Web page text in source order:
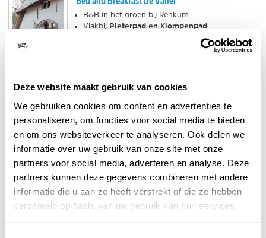
Deze website maakt gebruik van cookies
We gebruiken cookies om content en advertenties te
personaliseren, om functies voor social media te bieden
en om ons websiteverkeer te analyseren. Ook delen we
informatie over uw gebruik van onze site met onze
partners voor social media, adverteren en analyse. Deze
partners kunnen deze gegevens combineren met andere
informatie die u aan ze heeft verstrekt of die ze hebben
verzameld op basis van uw gebruik van hun services.
B&B in het groen bij Renkum.
Vlakbij Pieterpad en Klompenpad
2. 500 jaar oude bomen
De daadwerkelijke groep wodanseiken bestaat uit 5
bomen. Naast Fletcher Hotel Wolfheze kan je echter
nog een even oude boom bewonderen, die groter is
dan de wodanseiken langs de Wolfhezerbeek. Het
loont dus zeker de moeite om even een kijkje te
nemen bij het hotel.